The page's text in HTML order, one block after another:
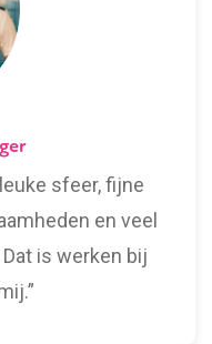
sfeer, fijne
en veel
is werken bij